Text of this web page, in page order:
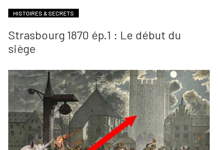
HISTOIRES & SECRETS
Strasbourg 1870 ép.1 : Le début du
siège